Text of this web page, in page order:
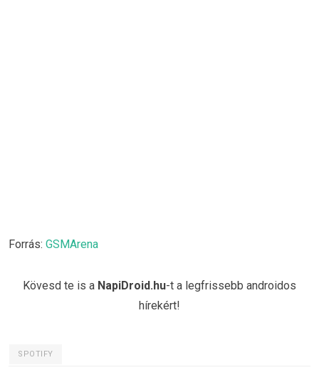
Forrás: GSMArena
Kövesd te is a NapiDroid.hu-t a legfrissebb androidos
hírekért!
SPOTIFY